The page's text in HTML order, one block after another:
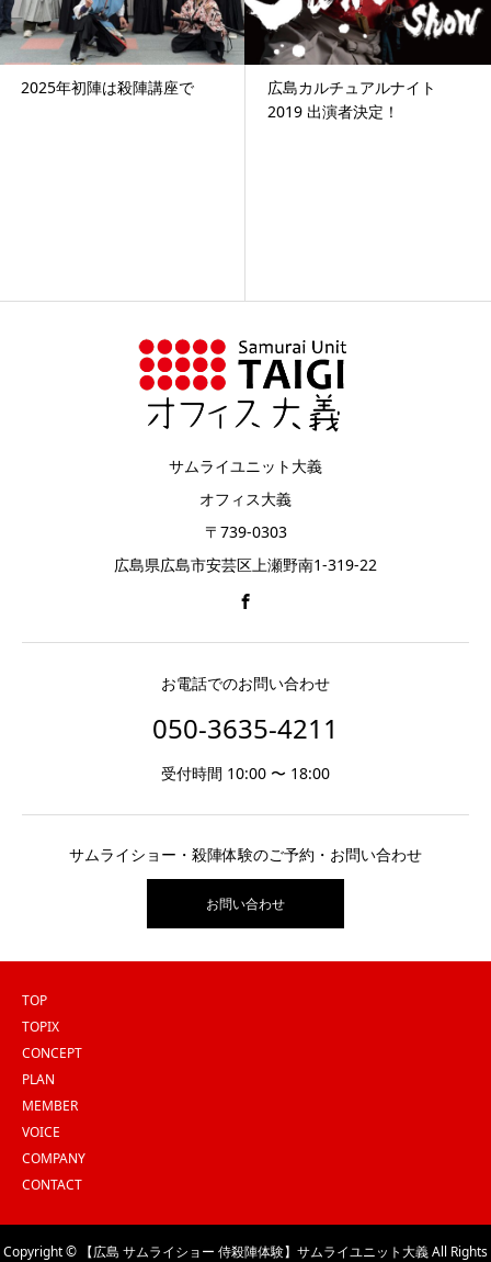
広島カルチュアルナイト
連続ドラマ｢絆｣〜キズナ〜
第三話公開
サムライユニット大義
オフィス大義
〒739-0303
広島県広島市安芸区上瀬野南1-319-22
お電話でのお問い合わせ
050-3635-4211
受付時間 10:00 〜 18:00
サムライショー・殺陣体験のご予約・お問い合わせ
お問い合わせ
TOP
TOPIX
CONCEPT
PLAN
MEMBER
VOICE
COMPANY
CONTACT
Copyright © 【広島 サムライショー 侍殺陣体験】サムライユニット大義 All Rights